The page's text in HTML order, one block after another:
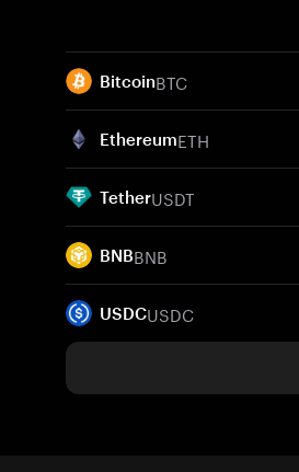
BitcoinBTC
EthereumETH
TetherUSDT
BNBBNB
USDCUSDC